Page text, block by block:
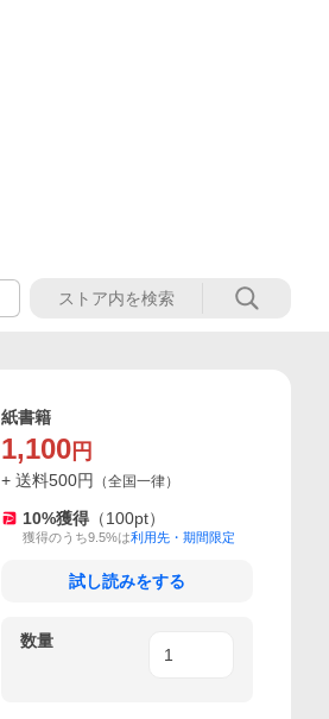
紙書籍
1,100 円
+ 送料500円 （全国一律）
10%獲得 （100pt）
獲得のうち9.5%は利用先・期間限定
試し読みをする
数量